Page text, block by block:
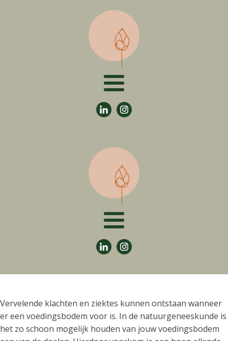
Vervelende klachten en ziektes kunnen ontstaan wanneer
er een voedingsbodem voor is. In de natuurgeneeskunde is
het zo schoon mogelijk houden van jouw voedingsbodem